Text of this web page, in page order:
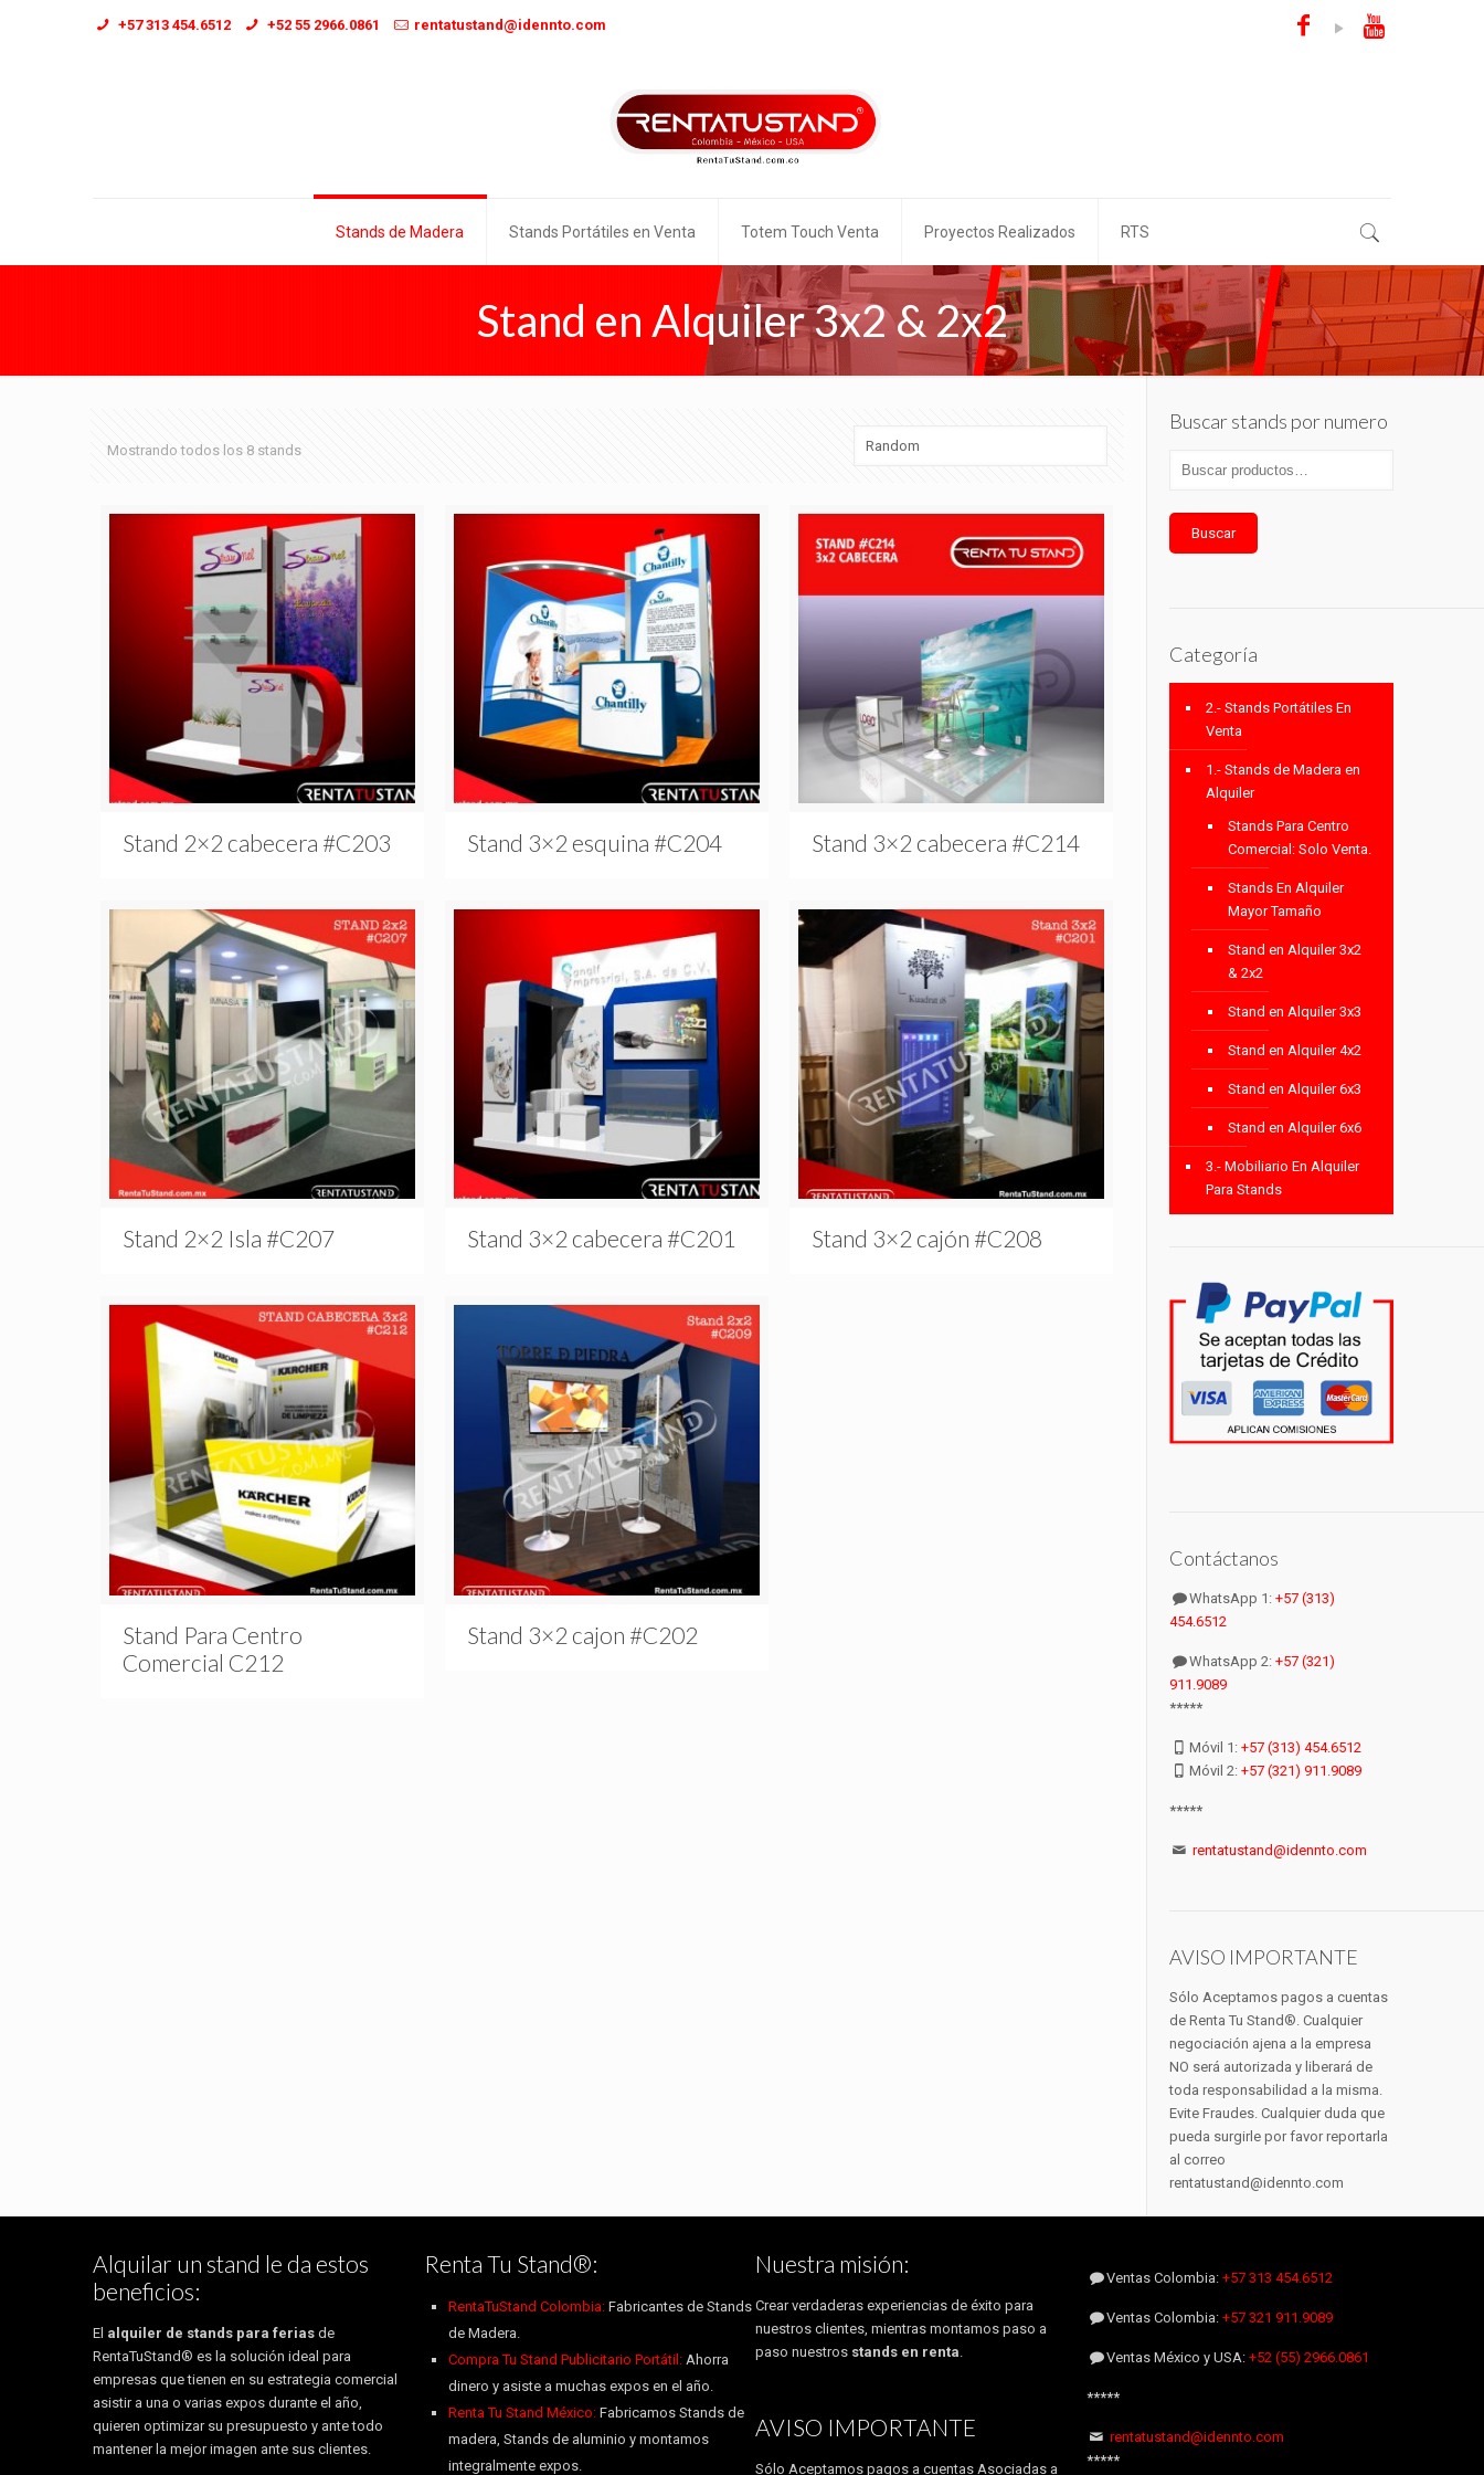
+57 313 454.6512 +52 55 2966.0861 rentatustand@idennto.com
Stands de Madera Stands Portátiles en Venta Totem Touch Venta Proyectos Realizados RTS
Stand en Alquiler 3x2 & 2x2
Mostrando todos los 8 stands
Stand 2×2 cabecera #C203 Stand 3×2 esquina #C204 Stand 3×2 cabecera #C214
Stand 2×2 Isla #C207 Stand 3×2 cabecera #C201 Stand 3×2 cajón #C208
Stand Para Centro
Comercial C212
Stand 3×2 cajon #C202
Buscar stands por numero
Buscar
Categoría
2.- Stands Portátiles En
Venta
1.- Stands de Madera en
Alquiler
Stands Para Centro
Comercial: Solo Venta.
Stands En Alquiler
Mayor Tamaño
Stand en Alquiler 3x2
& 2x2
Stand en Alquiler 3x3
Stand en Alquiler 4x2
Stand en Alquiler 6x3
Stand en Alquiler 6x6
3.- Mobiliario En Alquiler
Para Stands
Contáctanos
WhatsApp 1:+57 (313)
454.6512
WhatsApp 2:+57 (321)
911.9089
*****
Móvil 1:+57 (313) 454.6512
Móvil 2:+57 (321) 911.9089
*****
rentatustand@idennto.com
AVISO IMPORTANTE
Sólo Aceptamos pagos a cuentas
de Renta Tu Stand®. Cualquier
negociación ajena a la empresa
NO será autorizada y liberará de
toda responsabilidad a la misma.
Evite Fraudes. Cualquier duda que
pueda surgirle por favor reportarla
al correo
rentatustand@idennto.com
Alquilar un stand le da estos
beneficios:
El alquiler de stands para ferias de
RentaTuStand® es la solución ideal para
empresas que tienen en su estrategia comercial
asistir a una o varias expos durante el año,
quieren optimizar su presupuesto y ante todo
mantener la mejor imagen ante sus clientes.
Renta Tu Stand®:
RentaTuStand Colombia:Fabricantes de Stands
de Madera.
Compra Tu Stand Publicitario Portátil: Ahorra
dinero y asiste a muchas expos en el año.
Renta Tu Stand México: Fabricamos Stands de
madera, Stands de aluminio y montamos
integralmente expos.
Nuestra misión:
Crear verdaderas experiencias de éxito para
nuestros clientes, mientras montamos paso a
paso nuestros stands en renta
AVISO IMPORTANTE
Sólo Aceptamos pagos a cuentas Asociadas a
Ventas Colombia:+57 313 454.6512
Ventas Colombia:+57 321 911.9089
Ventas México y USA:+52 (55) 2966.0861
*****
rentatustand@idennto.com
*****